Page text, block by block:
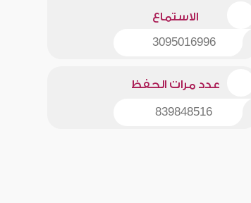
الاستماع
3095016996
عدد مرات الحفظ
839848516